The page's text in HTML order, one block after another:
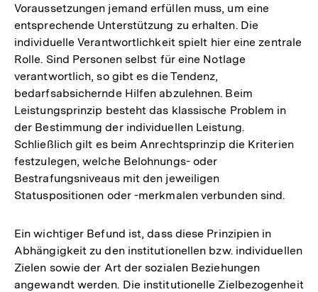
Voraussetzungen jemand erfüllen muss, um eine
entsprechende Unterstützung zu erhalten. Die
individuelle Verantwortlichkeit spielt hier eine zentrale
Rolle. Sind Personen selbst für eine Notlage
verantwortlich, so gibt es die Tendenz,
bedarfsabsichernde Hilfen abzulehnen. Beim
Leistungsprinzip besteht das klassische Problem in
der Bestimmung der individuellen Leistung.
Schließlich gilt es beim Anrechtsprinzip die Kriterien
festzulegen, welche Belohnungs- oder
Bestrafungsniveaus mit den jeweiligen
Statuspositionen oder -merkmalen verbunden sind.
Ein wichtiger Befund ist, dass diese Prinzipien in
Abhängigkeit zu den institutionellen bzw. individuellen
Zielen sowie der Art der sozialen Beziehungen
angewandt werden. Die institutionelle Zielbezogenheit